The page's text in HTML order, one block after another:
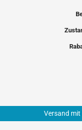
Versand mit